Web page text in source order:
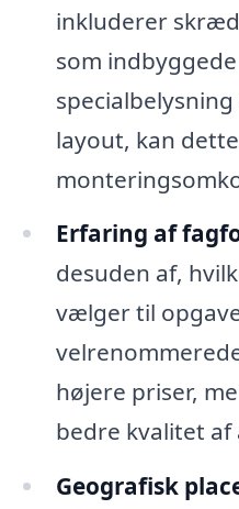
inkluderer
som
layout, kan
Erfaring af
desuden af,
vælger til
højere priser,
bedre kvalitet af
Geografisk